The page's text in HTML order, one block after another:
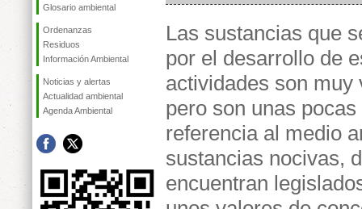
Glosario ambiental
Ordenanzas
Residuos
Información Ambiental
Noticias y alertas
Actualidad ambiental
Agenda Ambiental
Las sustancias que
por el desarrollo de
actividades son muy
pero son unas
referencia al medio
sustancias nocivas,
encuentran